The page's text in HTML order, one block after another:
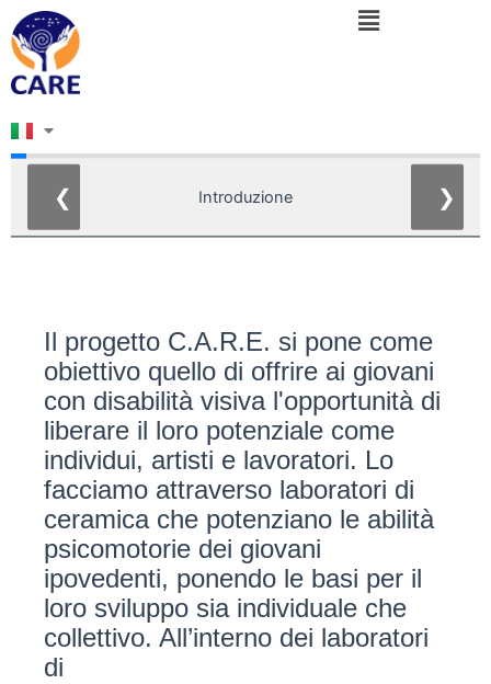
contenuto
Menu
Introduzione
❮ ❯
Il progetto C.A.R.E. si pone come
obiettivo quello di offrire ai giovani
con disabilità visiva l'opportunità di
liberare il loro potenziale come
individui, artisti e lavoratori. Lo
facciamo attraverso laboratori di
ceramica che potenziano le abilità
psicomotorie dei giovani
ipovedenti, ponendo le basi per il
loro sviluppo sia individuale che
collettivo. All’interno dei laboratori
di